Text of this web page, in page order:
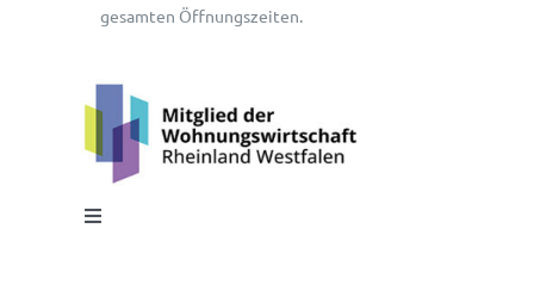
gesamten Öffnungszeiten.
Toggle